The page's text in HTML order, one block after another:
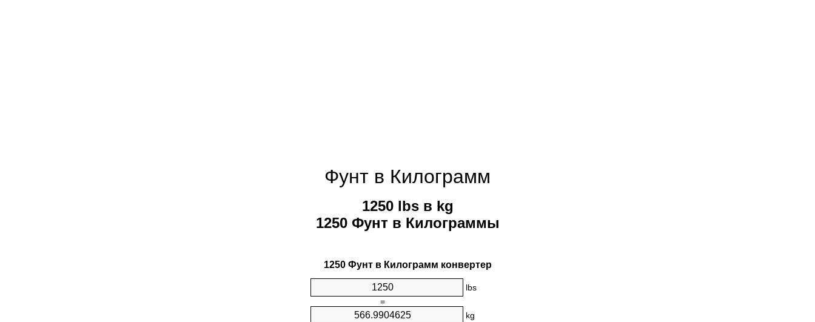
Фунт в Килограмм
1250 lbs в kg
1250 Фунт в Килограммы
1250 Фунт в Килограмм конвертер
lbs
=
kg